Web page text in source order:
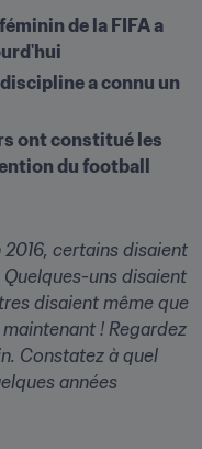
de la FIFA a
a connu un
ont constitué les
du football
2016, certains disaient
uns disaient
disaient même que
! Regardez
Constatez à quel
années